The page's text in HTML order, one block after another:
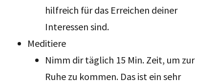
hilfreich für das Erreichen deiner
Interessen sind.
Meditiere
Nimm dir täglich 15 Min. Zeit, um zur
Ruhe zu kommen. Das ist ein sehr